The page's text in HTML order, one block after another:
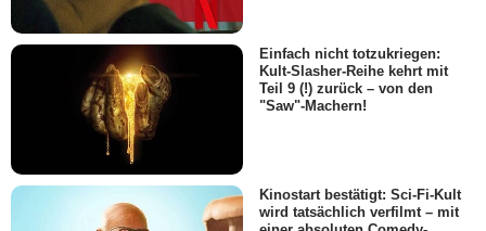
Einfach nicht totzukriegen:
Kult-Slasher-Reihe kehrt mit
Teil 9 (!) zurück – von den
"Saw"-Machern!
Kinostart bestätigt: Sci-Fi-Kult
wird tatsächlich verfilmt – mit